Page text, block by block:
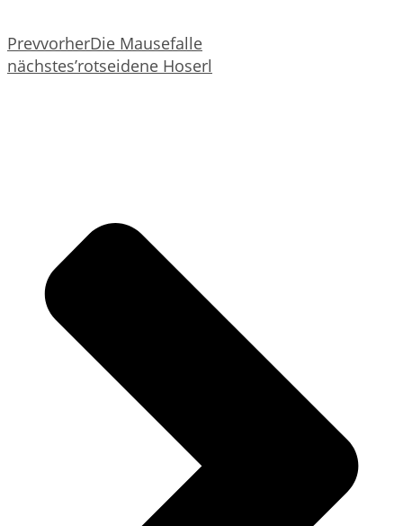
PrevvorherDie Mausefalle
nächstes’rotseidene Hoserl